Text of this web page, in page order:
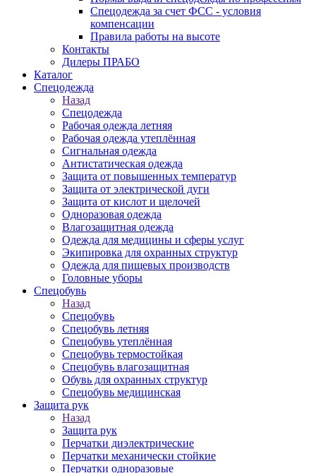
Спецодежда за счет ФСС - условия
компенсации
Правила работы на высоте
Контакты
Дилеры ПРАБО
Каталог
Спецодежда
Назад
Спецодежда
Рабочая одежда летняя
Рабочая одежда утеплённая
Сигнальная одежда
Антистатическая одежда
Защита от повышенных температур
Защита от электрической дуги
Защита от кислот и щелочей
Одноразовая одежда
Влагозащитная одежда
Одежда для медицины и сферы услуг
Экипировка для охранных структур
Одежда для пищевых производств
Головные уборы
Спецобувь
Назад
Спецобувь
Спецобувь летняя
Спецобувь утеплённая
Спецобувь термостойкая
Спецобувь влагозащитная
Обувь для охранных структур
Спецобувь медицинская
Защита рук
Назад
Защита рук
Перчатки диэлектрические
Перчатки механически стойкие
Перчатки одноразовые